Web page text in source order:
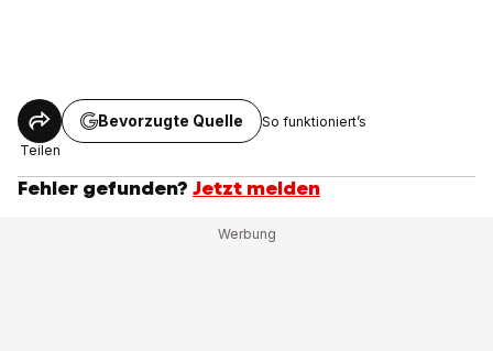
Teilen
Bevorzugte Quelle So funktioniert’s
Fehler gefunden? Jetzt melden